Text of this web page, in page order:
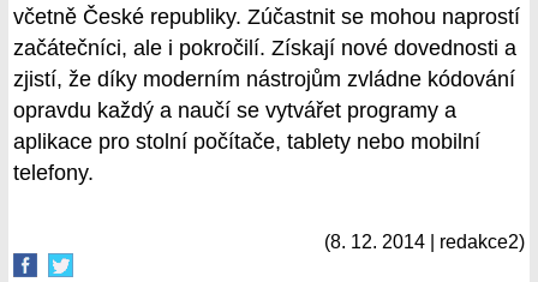
včetně České republiky. Zúčastnit se mohou naprostí
začátečníci, ale i pokročilí. Získají nové dovednosti a
zjistí, že díky moderním nástrojům zvládne kódování
opravdu každý a naučí se vytvářet programy a
aplikace pro stolní počítače, tablety nebo mobilní
telefony.
(8. 12. 2014 | redakce2)